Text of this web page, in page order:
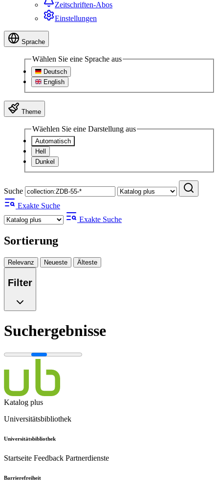
Zeitschriften-Abos
Einstellungen
Sprache
Wählen Sie eine Sprache aus
Deutsch
English
Theme
Wäehlen Sie eine Darstellung aus
Automatisch
Hell
Dunkel
Suche
Exakte Suche
Exakte Suche
Sortierung
Relevanz Neueste Älteste
Filter
Suchergebnisse
Katalog plus
Universitätsbibliothek
Universitätsbibliothek
Startseite Feedback Partnerdienste
Barrierefreiheit